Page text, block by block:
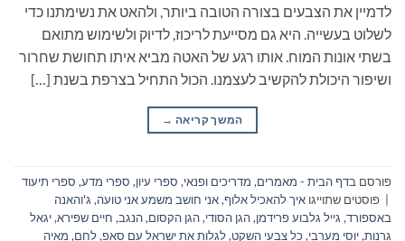
לדמיין את הצבעים בצורה הטובה ביותר, ולהאט את נשימתנו כדי
לשלוט בעשייה. היא גם מסייעת לריכוז, לדיוק ולשימוש מתואם
בשתי אונות המוח. אותו רגע של האטה מביא איתו תחושת שחרור
ושיפור היכולת להקשיב לעצמנו. הכול התחיל בצרפת בשנת […]
המשך קריאה →
פורסם בדף הבית - מאמרים, מדריכים ופנאי, ספרי עיון, ספרי מדע, ספרי תיעוד
פוסטים שתוייגו איך להאכיל אלוף,אני חושב משמע אני טועה, ג'והאנה
באספורד, גייל גלבוע פרידמן,הגן הסודי,הגן הקסום,הנגב, חיים שפירא,יגאל
גרנות,יוסי מערבי, כל צבעי השקט,לגלות את ישראל עם סאפ,לחם, מאיה